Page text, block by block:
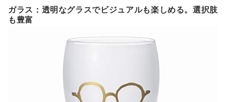
ガラス：透明なグラスでビジュアルも楽しめる。選択肢
も豊富